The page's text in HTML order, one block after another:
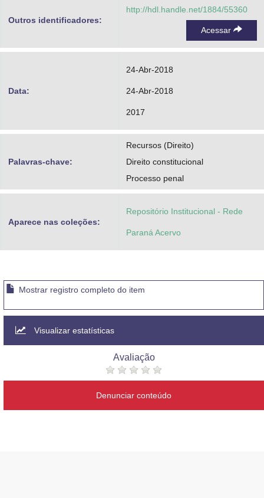
Outros identificadores:
http://hdl.handle.net/1884/55360
Acessar
Data:
24-Abr-2018
24-Abr-2018
2017
Palavras-chave:
Recursos (Direito)
Direito constitucional
Processo penal
Aparece nas coleções:
Repositório Institucional - Rede
Paraná Acervo
Mostrar registro completo do item
Visualizar estatísticas
Avaliação
Denunciar conteúdo